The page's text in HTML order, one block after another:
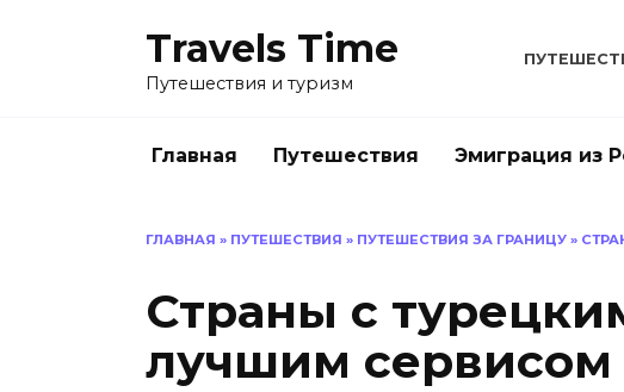
Travels Time
Путешествия и туризм
Главная Путешествия Эмиграция из
ГЛАВНАЯ » ПУТЕШЕСТВИЯ » ПУТЕШЕСТВИЯ ЗА ГРАНИЦУ »
Страны с
лучшим сервисом